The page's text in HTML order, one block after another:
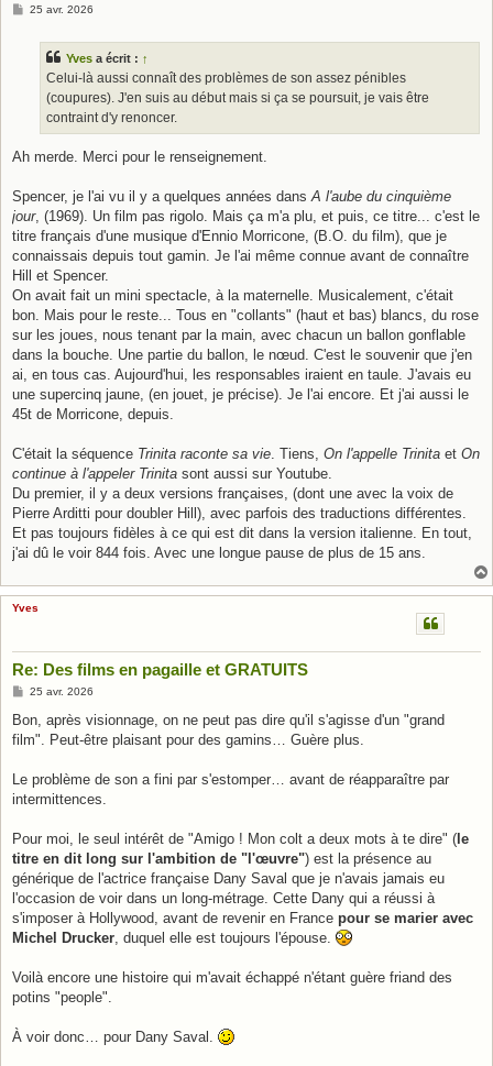
M25 avr. 2026
Yves a écrit : ↑
Celui-là aussi connaît des problèmes de son assez pénibles
(coupures). J'en suis au début mais si ça se poursuit, je vais être
contraint d'y renoncer.
Ah merde. Merci pour le renseignement.
Spencer, je l'ai vu il y a quelques années dansA l'aube du cinquième
jour, (1969). Un film pas rigolo. Mais ça m'a plu, et puis, ce titre... c'est le
titre français d'une musique d'Ennio Morricone, (B.O. du film), que je
connaissais depuis tout gamin. Je l'ai même connue avant de connaître
Hill et Spencer.
On avait fait un mini spectacle, à la maternelle. Musicalement, c'était
bon. Mais pour le reste... Tous en "collants" (haut et bas) blancs, du rose
sur les joues, nous tenant par la main, avec chacun un ballon gonflable
dans la bouche. Une partie du ballon, le nœud. C'est le souvenir que j'en
ai, en tous cas. Aujourd'hui, les responsables iraient en taule. J'avais eu
une supercinq jaune, (en jouet, je précise). Je l'ai encore. Et j'ai aussi le
45t de Morricone, depuis.
C'était la séquence Trinita raconte sa vie. Tiens, On l'appelle Trinita et On
continue à l'appeler Trinita sont aussi sur Youtube.
Du premier, il y a deux versions françaises, (dont une avec la voix de
Pierre Arditti pour doubler Hill), avec parfois des traductions différentes.
Et pas toujours fidèles à ce qui est dit dans la version italienne. En tout,
j'ai dû le voir 844 fois. Avec une longue pause de plus de 15 ans.
Yves
Re: Des films en pagaille et GRATUITS
M
s
a
25 avr. 2026
Bon, après visionnage, on ne peut pas dire qu'il s'agisse d'un "grand
film". Peut-être plaisant pour des gamins… Guère plus.
Le problème de son a fini par s'estomper… avant de réapparaître par
intermittences.
Pour moi, le seul intérêt de "Amigo ! Mon colt a deux mots à te dire" ( le
titre en dit long sur l'ambition de "l'œuvre") est la présence au
générique de l'actrice française Dany Saval que je n'avais jamais eu
l'occasion de voir dans un long-métrage. Cette Dany qui a réussi à
s'imposer à Hollywood, avant de revenir en France pour se marier avec
Michel Drucker , duquel elle est toujours l'épouse.
Voilà encore une histoire qui m'avait échappé n'étant guère friand des
potins "people".
À voir donc… pour Dany Saval.